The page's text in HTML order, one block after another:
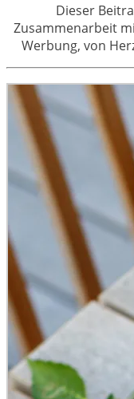
Dieser
Zusammenarbeit
Werbung, von